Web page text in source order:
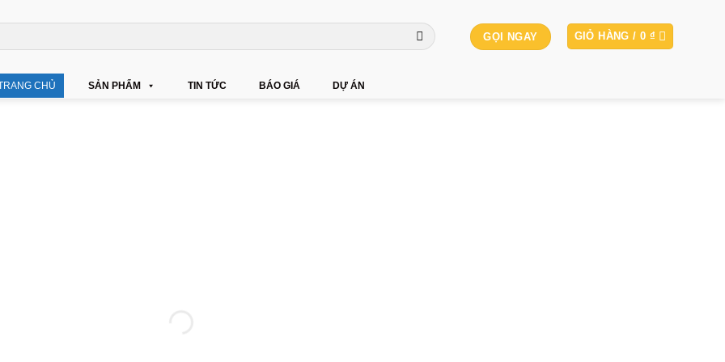
GỌI NGAY GIỎ HÀNG / 0 ₫
CHỦ SẢN PHẨM TIN TỨC BÁO GIÁ DỰ ÁN